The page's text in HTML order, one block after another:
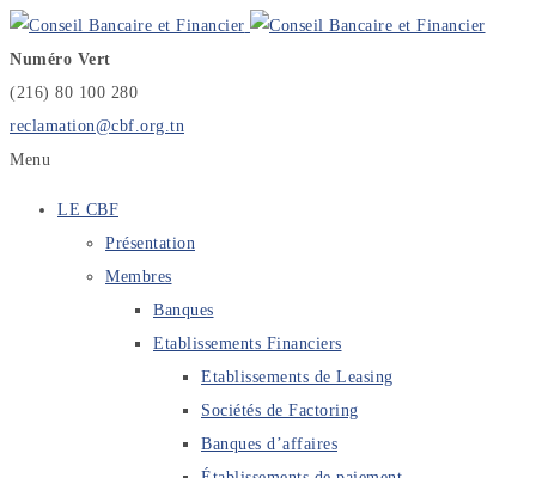
Numéro Vert
(216) 80 100 280
reclamation@cbf.org.tn
Menu
LE CBF
Présentation
Membres
Banques
Etablissements Financiers
Etablissements de Leasing
Sociétés de Factoring
Banques d’affaires